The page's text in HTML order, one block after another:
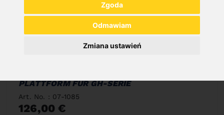
Zgoda
Odmawiam
Zmiana ustawień
PLATTFORM FÜR GH-SERIE
Art. No. : 07-1085
126,00 €